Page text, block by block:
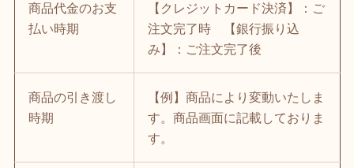
商品代金のお支
払い時期
【クレジットカード決済】：ご
注文完了時 【銀行振り込
み】：ご注文完了後
商品の引き渡し
時期
【例】商品により変動いたしま
す。商品画面に記載しておりま
す。